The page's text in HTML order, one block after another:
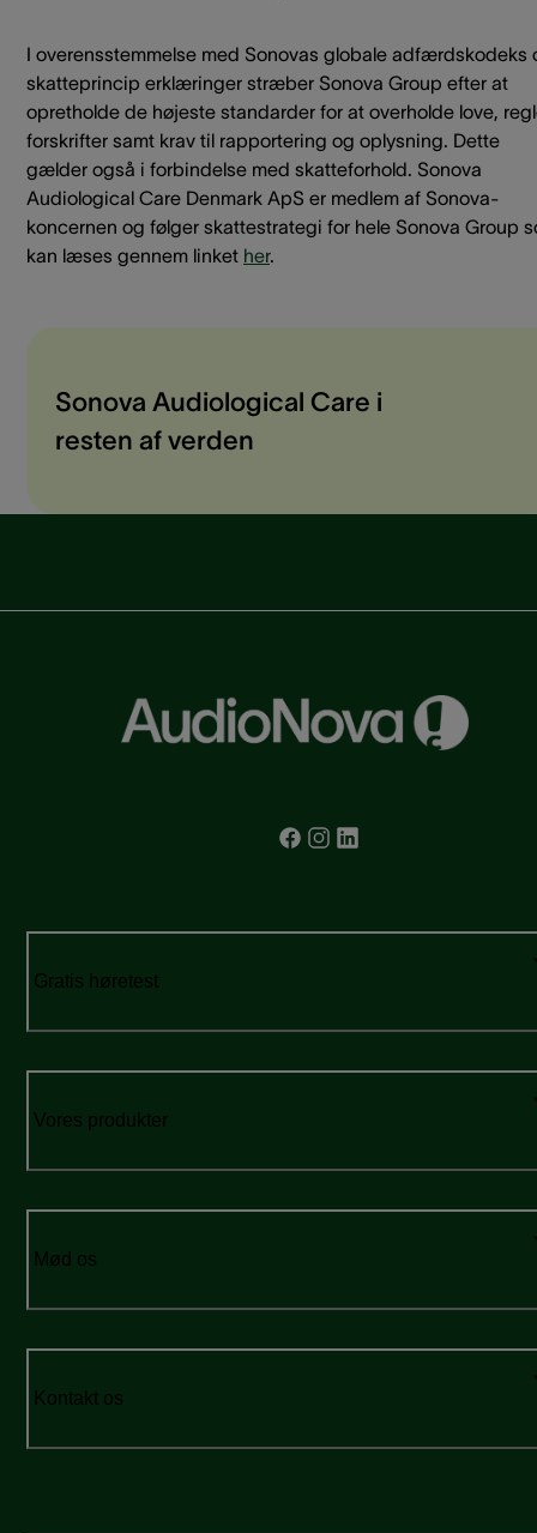
I overensstemmelse med Sonovas globale adfærdskodeks
skatteprincip erklæringer stræber Sonova Group efter at
opretholde de højeste standarder for at overholde love,
forskrifter samt krav til rapportering og oplysning. Dette
gælder også i forbindelse med skatteforhold. Sonova
Audiological Care Denmark ApS er medlem af Sonova-
koncernen og følger skattestrategi for hele Sonova Group
kan læses gennem linket her.
Sonova Audiological Care i
resten af verden
Gratis høretest
Vores produkter
Mød os
Kontakt os